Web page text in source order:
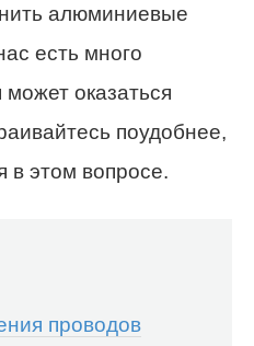
алюминиевые
есть много
оказаться
поудобнее,
в этом вопросе.
проводов